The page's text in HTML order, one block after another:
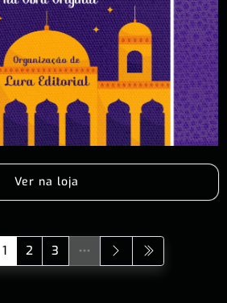
Ver na loja
1 2 3